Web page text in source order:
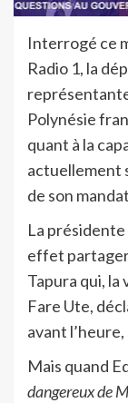
Interrogé ce
Radio 1, la
Polynésie
quant à la
actuellement
de son
La
effet
Tapura qui, la
Fare Ute,
avant
Mais quand
dangereux de